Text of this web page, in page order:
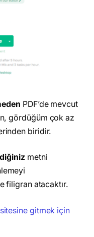
PDF’de mevcut
gördüğüm çok az
biridir.
metni
filigran atacaktır.
gitmek için